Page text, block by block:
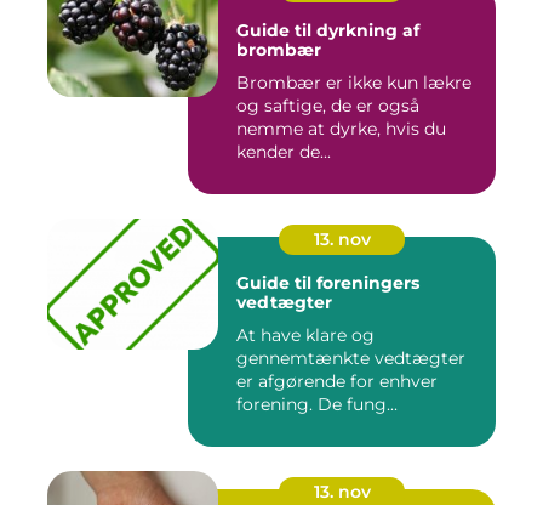
Guide til dyrkning af
brombær
Brombær er ikke kun lækre
og saftige, de er også
nemme at dyrke, hvis du
kender de...
13. nov
Guide til foreningers
vedtægter
At have klare og
gennemtænkte vedtægter
er afgørende for enhver
forening. De fung...
13. nov